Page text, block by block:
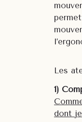
Les
1)
dont